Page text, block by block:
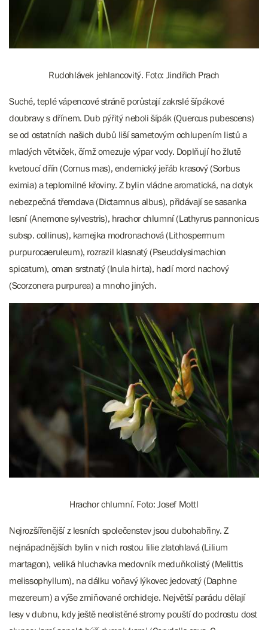
Rudohlávek jehlancovitý. Foto: Jindřich Prach
Suché, teplé vápencové stráně porůstají zakrslé šípákové
doubravy s dřínem. Dub pýřitý neboli šípák (Quercus pubescens)
se od ostatních našich dubů liší sametovým ochlupením listů a
mladých větviček, čímž omezuje výpar vody. Doplňují ho žlutě
kvetoucí dřín (Cornus mas), endemický jeřáb krasový (Sorbus
eximia) a teplomilné křoviny. Z bylin vládne aromatická, na dotyk
nebezpečná třemdava (Dictamnus albus), přidávají se sasanka
lesní (Anemone sylvestris), hrachor chlumní (Lathyrus pannonicus
subsp. collinus), kamejka modronachová (Lithospermum
purpurocaeruleum), rozrazil klasnatý (Pseudolysimachion
spicatum), oman srstnatý (Inula hirta), hadí mord nachový
(Scorzonera purpurea) a mnoho jiných.
Hrachor chlumní. Foto: Josef Mottl
Nejrozšířenější z lesních společenstev jsou dubohabřiny. Z
nejnápadnějších bylin v nich rostou lilie zlatohlavá (Lilium
martagon), veliká hluchavka medovník meduňkolistý (Melittis
melissophyllum), na dálku voňavý lýkovec jedovatý (Daphne
mezereum) a výše zmiňované orchideje. Největší parádu dělají
lesy v dubnu, kdy ještě neolistěné stromy pouští do podrostu dost